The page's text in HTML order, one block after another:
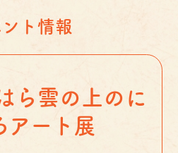
ト情報
ら雲の上のに
アート展